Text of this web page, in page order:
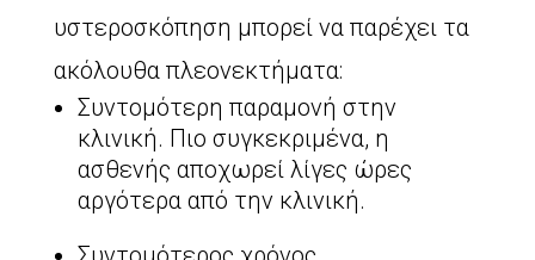
υστεροσκόπηση μπορεί να παρέχει τα
ακόλουθα πλεονεκτήματα:
Συντομότερη παραμονή στην
κλινική. Πιο συγκεκριμένα, η
ασθενής αποχωρεί λίγες ώρες
αργότερα από την κλινική.